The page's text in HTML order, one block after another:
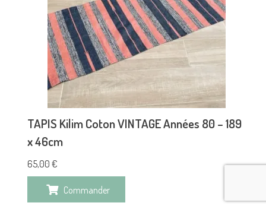
TAPIS Kilim Coton VINTAGE Années 80 – 189
x 46cm
65,00 €
Commander